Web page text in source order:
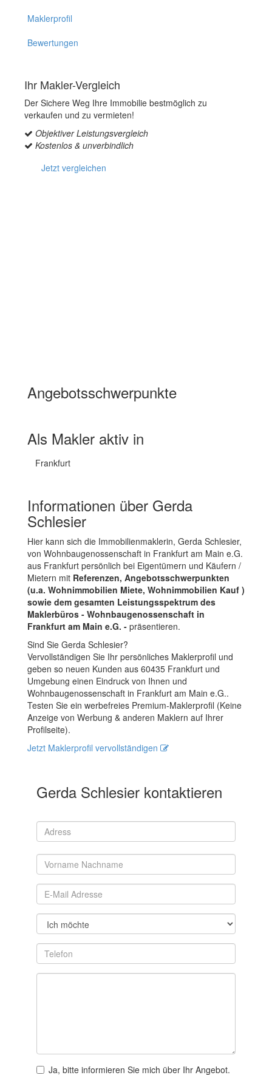
Maklerprofil
Bewertungen
Ihr Makler-Vergleich
Der Sichere Weg Ihre Immobilie bestmöglich zu
verkaufen und zu vermieten!
Objektiver Leistungsvergleich
Kostenlos & unverbindlich
Jetzt vergleichen
Angebotsschwerpunkte
Als Makler aktiv in
Frankfurt
Informationen über Gerda
Schlesier
Hier kann sich die Immobilienmaklerin, Gerda Schlesier,
von Wohnbaugenossenschaft in Frankfurt am Main e.G.
aus Frankfurt persönlich bei Eigentümern und Käufern /
Mietern mit Referenzen, Angebotsschwerpunkten
(u.a. Wohnimmobilien Miete, Wohnimmobilien Kauf )
sowie dem gesamten Leistungsspektrum des
Maklerbüros - Wohnbaugenossenschaft in
Frankfurt am Main e.G. - präsentieren.
Sind Sie Gerda Schlesier?
Vervollständigen Sie Ihr persönliches Maklerprofil und
geben so neuen Kunden aus 60435 Frankfurt und
Umgebung einen Eindruck von Ihnen und
Wohnbaugenossenschaft in Frankfurt am Main e.G..
Testen Sie ein werbefreies Premium-Maklerprofil (Keine
Anzeige von Werbung & anderen Maklern auf Ihrer
Profilseite).
Jetzt Maklerprofil vervollständigen
Gerda Schlesier kontaktieren
Ja, bitte informieren Sie mich über Ihr Angebot.